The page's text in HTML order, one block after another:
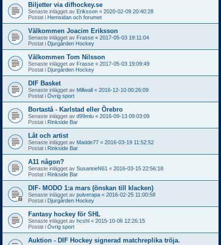
Biljetter via difhockey.se
Senaste inlägget av Eriksson « 2020-02-09 20:40:28
Postat i Hemsidan och forumet
Välkommen Joacim Eriksson
Senaste inlägget av Frasse « 2017-05-03 19:11:04
Postat i Djurgården Hockey
Välkommen Tom Nilsson
Senaste inlägget av Frasse « 2017-05-03 19:09:49
Postat i Djurgården Hockey
DIF Basket
Senaste inlägget av Millwall « 2016-12-10 00:26:09
Postat i Övrig sport
Bortastå - Karlstad eller Örebro
Senaste inlägget av d99mlu « 2016-09-13 09:03:09
Postat i Rinkside Bar
Låt och artist
Senaste inlägget av Madde77 « 2016-03-19 11:52:52
Postat i Rinkside Bar
A11 någon?
Senaste inlägget av SusanneN61 « 2016-03-15 22:56:18
Postat i Rinkside Bar
DIF- MODO 1:a mars (önskan till klacken)
Senaste inlägget av pulverapa « 2016-02-25 11:00:58
Postat i Djurgården Hockey
Fantasy hockey för SHL
Senaste inlägget av hcshl « 2015-10-06 12:26:15
Postat i Övrig sport
Auktion - DIF Hockey signerad matchreplika tröja.